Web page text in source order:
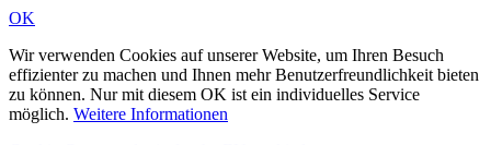
OK
Wir verwenden Cookies auf unserer Website, um Ihren Besuch
effizienter zu machen und Ihnen mehr Benutzerfreundlichkeit bieten
zu können. Nur mit diesem OK ist ein individuelles Service
möglich. Weitere Informationen